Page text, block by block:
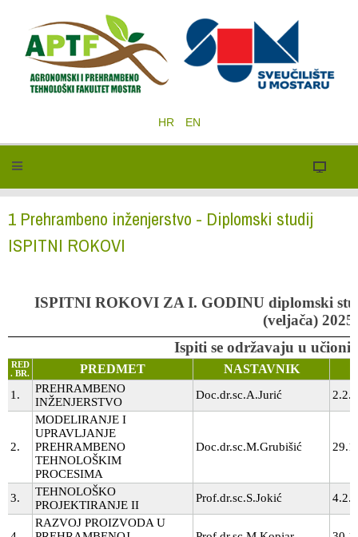
HR EN
1 Prehrambeno inženjerstvo - Diplomski studij
ISPITNI ROKOVI